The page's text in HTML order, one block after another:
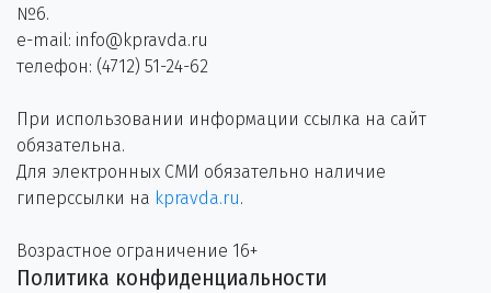
№6.
e-mail: info@kpravda.ru
телефон: (4712) 51-24-62
При использовании информации ссылка на сайт
обязательна.
Для электронных СМИ обязательно наличие
гиперссылки на kpravda.ru.
Возрастное ограничение 16+
Политика конфиденциальности